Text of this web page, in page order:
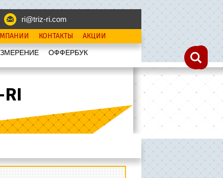
ri@triz-ri.com
КОНТАКТЫ АКЦИИ
OФФЕРБУК